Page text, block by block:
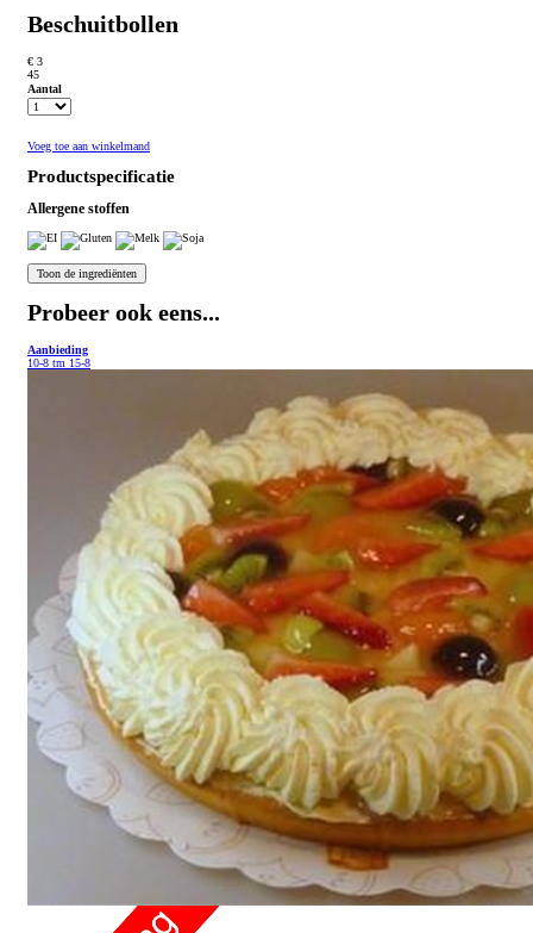
Beschuitbollen
€ 3
45
Aantal
Voeg toe aan winkelmand
Productspecificatie
Allergene stoffen
Probeer ook eens...
Aanbieding
10-8 tm 15-8